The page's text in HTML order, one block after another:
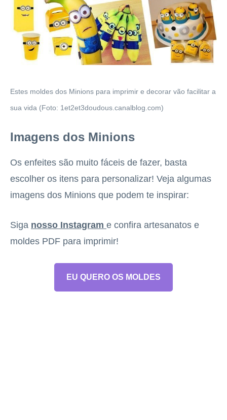
Estes moldes dos Minions para imprimir e decorar vão facilitar a
sua vida (Foto: 1et2et3doudous.canalblog.com)
Imagens dos Minions
Os enfeites são muito fáceis de fazer, basta
escolher os itens para personalizar! Veja algumas
imagens dos Minions que podem te inspirar:
Siga nosso Instagram e confira artesanatos e
moldes PDF para imprimir!
EU QUERO OS MOLDES